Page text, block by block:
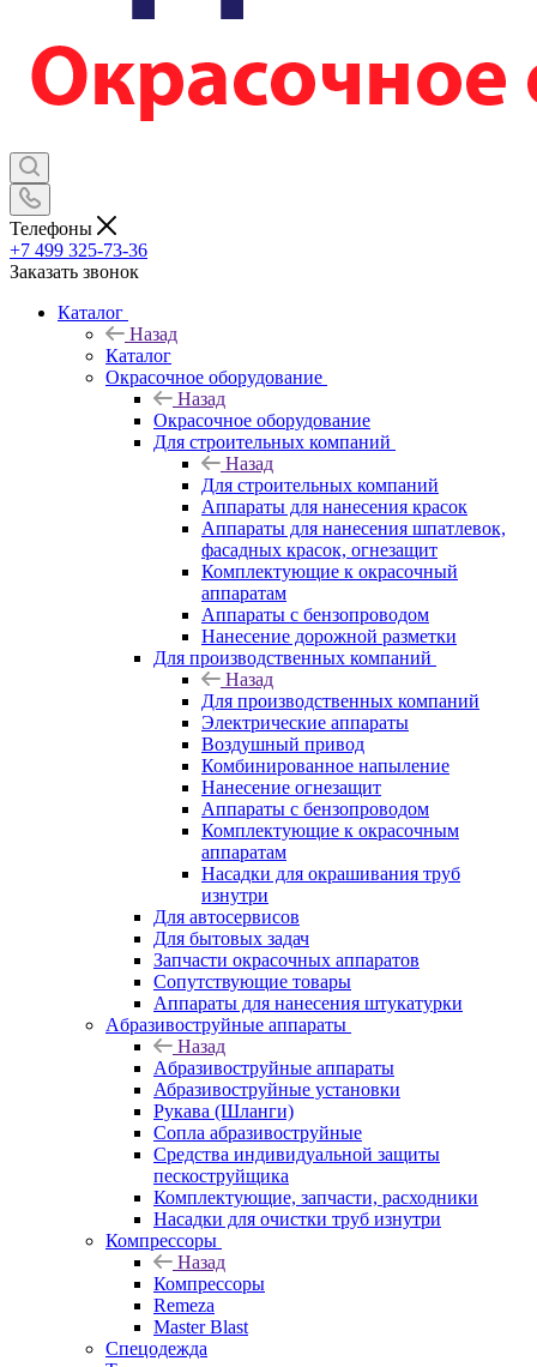
Телефоны
+7 499 325-73-36
Заказать звонок
Каталог
Назад
Каталог
Окрасочное оборудование
Назад
Окрасочное оборудование
Для строительных компаний
Назад
Для строительных компаний
Аппараты для нанесения красок
Аппараты для нанесения шпатлевок,
фасадных красок, огнезащит
Комплектующие к окрасочный
аппаратам
Аппараты с бензопроводом
Нанесение дорожной разметки
Для производственных компаний
Назад
Для производственных компаний
Электрические аппараты
Воздушный привод
Комбинированное напыление
Нанесение огнезащит
Аппараты с бензопроводом
Комплектующие к окрасочным
аппаратам
Насадки для окрашивания труб
изнутри
Для автосервисов
Для бытовых задач
Запчасти окрасочных аппаратов
Сопутствующие товары
Аппараты для нанесения штукатурки
Aбразивоструйные аппараты
Назад
Aбразивоструйные аппараты
Абразивоструйные установки
Рукава (Шланги)
Сопла абразивоструйные
Средства индивидуальной защиты
пескоструйщика
Комплектующие, запчасти, расходники
Насадки для очистки труб изнутри
Компрессоры
Назад
Компрессоры
Remeza
Master Blast
Спецодежда